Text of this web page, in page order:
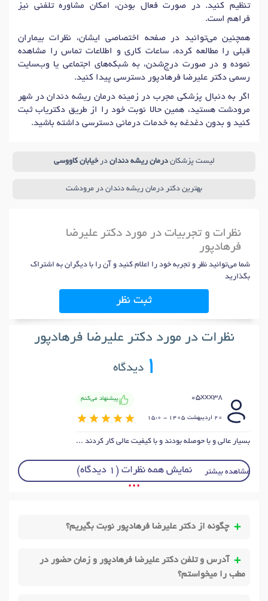
تنظیم کنید. در صورت فعال بودن، امکان مشاوره تلفنی نیز
فراهم است.
همچنین می‌توانید در صفحه اختصاصی ایشان، نظرات بیماران
قبلی را مطالعه کرده، ساعات کاری و اطلاعات تماس را مشاهده
نموده و در صورت درج‌شدن، به شبکه‌های اجتماعی یا وب‌سایت
رسمی دکتر علیرضا فرهادپور دسترسی پیدا کنید.
اگر به دنبال پزشکی مجرب در زمینه درمان ریشه دندان در شهر
مرودشت هستید، همین حالا نوبت خود را از طریق دکتریاب ثبت
کنید و بدون دغدغه به خدمات درمانی دسترسی داشته باشید.
لیست پزشکاندرمان ریشه دندان درخیابان کاووسی
بهترین دکتر درمان ریشه دندان در مرودشت
نظرات و تجربیات در مورد دکتر علیرضا
فرهادپور
شما می‌توانید نظر و تجربه خود را اعلام کنید و آن را با دیگران به اشتراک
بگذارید
ثبت نظر
نظرات در مورد دکتر علیرضا فرهادپور
1دیدگاه
05xxx38 پیشنهاد می‌کنم
20 ارديبهشت 1405 - 15:0
بسیار عالی و با حوصله بودند و با کیفیت عالی کار کردند ...
مشاهده بیشتر نمایش همه نظرات (1 دیدگاه)
• • •
چگونه از دکتر علیرضا فرهادپور نوبت بگیریم؟
آدرس و تلفن دکتر علیرضا فرهادپور و زمان حضور در
مطب را میخواستم؟